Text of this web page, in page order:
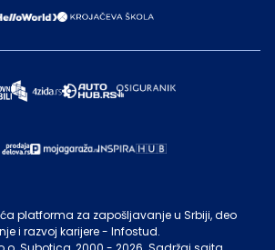
platforma za zapošljavanje u Srbiji, deo
i razvoj karijere - Infostud.